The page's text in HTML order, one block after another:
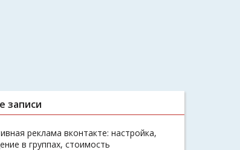
записи
реклама вконтакте: настройка,
в группах, стоимость